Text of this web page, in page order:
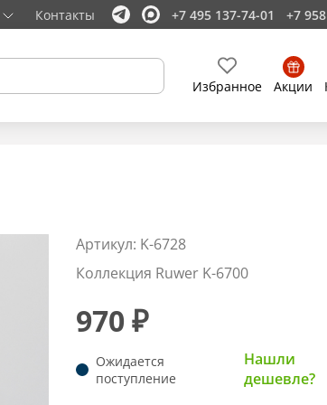
Контакты +7 495 137-74-01 +7
Избранное Акции
Артикул: K-6728
Коллекция Ruwer K-6700
970 ₽
Ожидается
поступление
Нашли
дешевле?